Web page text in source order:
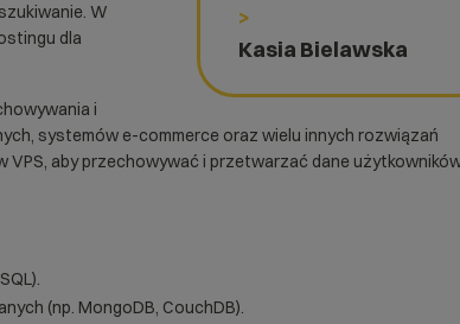
>
Kasia Bielawska
W
dla
i
systemów e-commerce oraz wielu innych rozwiązań
VPS, aby przechowywać i przetwarzać dane
(np. MongoDB, CouchDB).